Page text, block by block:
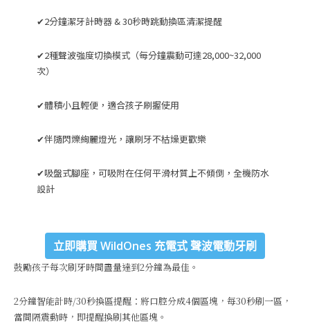
✔2分鐘潔牙計時器 & 30秒時跳動換區清潔提醒
✔2種聲波強度切換模式（每分鐘震動可達28,000~32,000
次）
✔體積小且輕便，適合孩子刷握使用
✔伴隨閃爍絢麗燈光，讓刷牙不枯燥更歡樂
✔吸盤式腳座，可吸附在任何平滑材質上不傾倒，全機防水
設計
立即購買 WildOnes 充電式 聲波電動牙刷
鼓勵孩子每次刷牙時間盡量達到2分鐘為最佳。
2分鐘智能計時/30秒換區提醒：將口腔分成4個區塊，每30秒刷一區，
當間隔震動時，即提醒換刷其他區塊。